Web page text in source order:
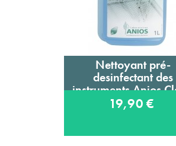
Nettoyant pré-
desinfectant des
instruments Anios
Excel D
19,90 €